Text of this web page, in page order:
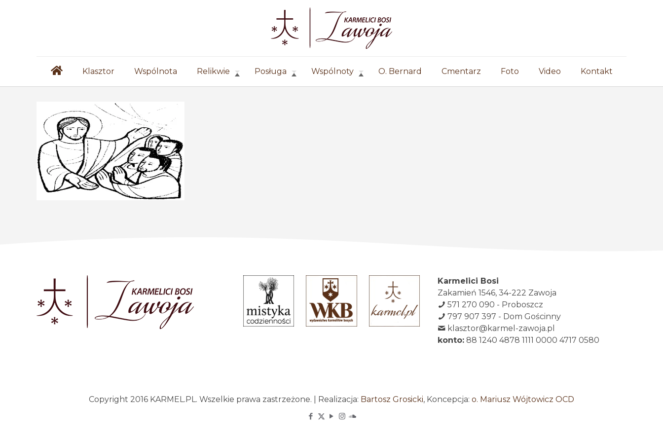
Klasztor Wspólnota Relikwie Posługa Wspólnoty O. Bernard Cmentarz Foto Video Kontakt
Karmelici Bosi
Zakamień 1546, 34-222 Zawoja
571 270 090 - Proboszcz
797 907 397 - Dom Gościnny
klasztor@karmel-zawoja.pl
konto: 88 1240 4878 1111 0000 4717 0580
Copyright 2016 KARMEL.PL. Wszelkie prawa zastrzeżone. | Realizacja: Bartosz Grosicki, Koncepcja: o. Mariusz Wójtowicz OCD